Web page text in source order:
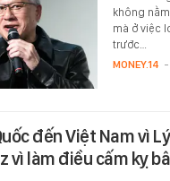
không
mà ở việc
trước…
MONEY.14 -
đến Việt Nam vì
vì làm điều cấm kỵ